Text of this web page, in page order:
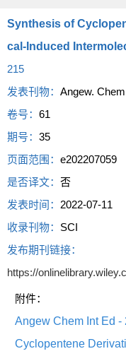
Synthesis of
cal-Induced
215
发表刊物：Angew.
卷号：61
期号：35
页面范围：e202207059
是否译文：否
发表时间： 2022-07-11
收录刊物： SCI
发布期刊链接：
https://
附件：
Angew Chem Int Ed -
Cyclopentene